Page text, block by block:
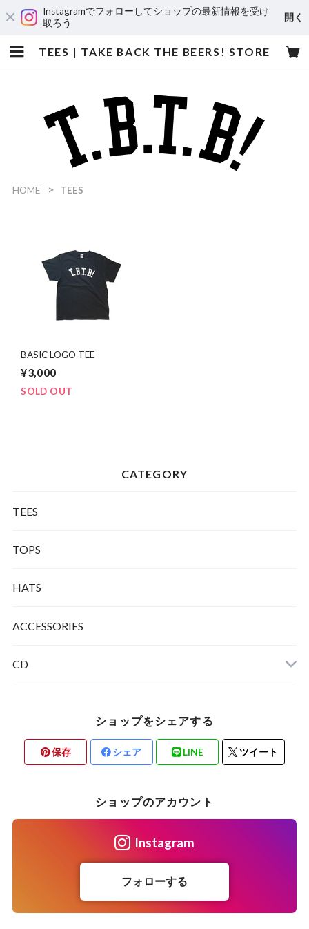
Instagramでフォローしてショップの最新情報を受け
取ろう
開く
TEES | TAKE BACK THE BEERS! STORE
HOME TEES
BASIC LOGO TEE
¥3,000
SOLD OUT
CATEGORY
TEES
TOPS
HATS
ACCESSORIES
CD
ショップをシェアする
保存 シェア LINE ツイート
ショップのアカウント
Instagram
フォローする